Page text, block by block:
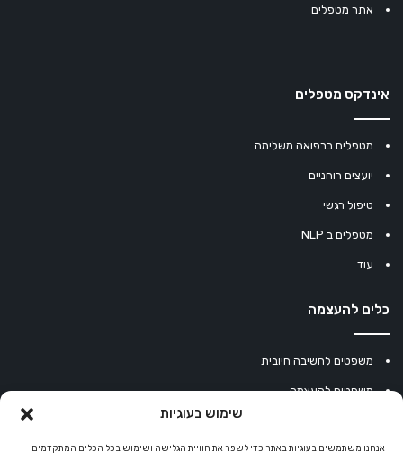
שימוש בעוגיות
אנחנו משתמשים בעוגיות באתר כדי לשפר את חוויית הגלישה ושימוש בכל הכלים המתקדמים
אתר מטפלים
אינדקס מטפלים
מטפלים ברפואה משלימה
יועצים רוחניים
טיפול רגשי
מטפלים ב NLP
עוד
כלים להעצמה
משפטים לחשיבה חיובית
משפטים להעצמה
מחשבון נומרולוגיה